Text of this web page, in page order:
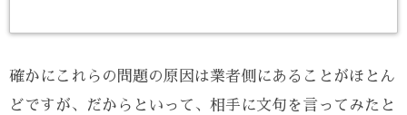
確かにこれらの問題の原因は業者側にあることがほとん
どですが、だからといって、相手に文句を言ってみたと